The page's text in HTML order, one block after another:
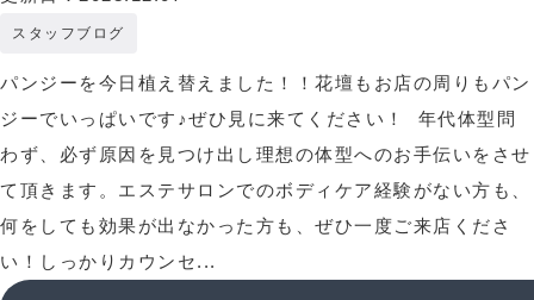
スタッフブログ
パンジーを今日植え替えました！！花壇もお店の周りもパン
ジーでいっぱいです♪ぜひ見に来てください！ 年代体型問
わず、必ず原因を見つけ出し理想の体型へのお手伝いをさせ
て頂きます。エステサロンでのボディケア経験がない方も、
何をしても効果が出なかった方も、ぜひ一度ご来店くださ
い！しっかりカウンセ...